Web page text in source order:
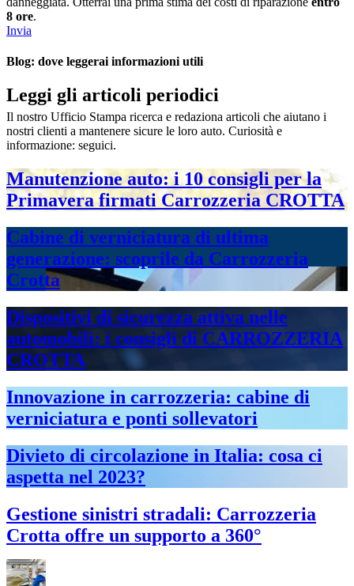
8 ore.
Invia
Blog: dove leggerai informazioni utili
Leggi gli articoli periodici
Il nostro Ufficio Stampa ricerca e redaziona articoli che aiutano i
nostri clienti a mantenere sicure le loro auto. Curiosità e
informazione: seguici.
Manutenzione auto: i 10 consigli per la
Primavera firmati Carrozzeria CROTTA
Cabine di verniciatura di ultima
generazione: scoprile da Carrozzeria
Crotta
Dispositivi di sicurezza attiva nelle
automobili: i consigli di CARROZZERIA
CROTTA
Innovazione in carrozzeria: cabine di
verniciatura e ponti sollevatori
Divieto di circolazione in Italia: cosa ci
aspetta nel 2023?
Gestione sinistri stradali: Carrozzeria
Crotta offre un supporto a 360°